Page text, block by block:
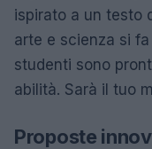
ispirato a un testo
arte e scienza si
studenti sono
abilità. Sarà il tuo
Proposte